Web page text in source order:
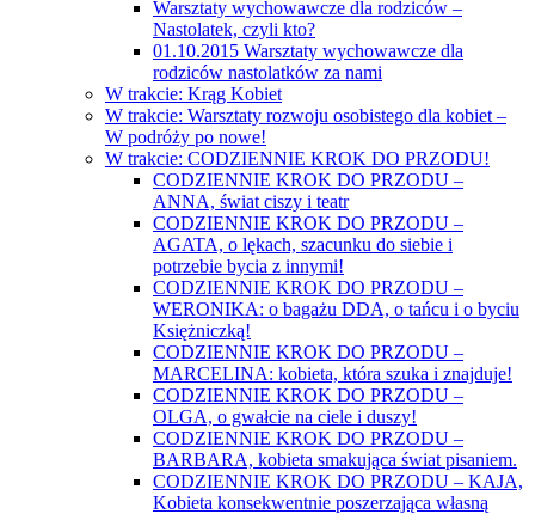
Warsztaty wychowawcze dla rodziców –
Nastolatek, czyli kto?
01.10.2015 Warsztaty wychowawcze dla
rodziców nastolatków za nami
W trakcie: Krąg Kobiet
W trakcie: Warsztaty rozwoju osobistego dla kobiet –
W podróży po nowe!
W trakcie: CODZIENNIE KROK DO PRZODU!
CODZIENNIE KROK DO PRZODU –
ANNA, świat ciszy i teatr
CODZIENNIE KROK DO PRZODU –
AGATA, o lękach, szacunku do siebie i
potrzebie bycia z innymi!
CODZIENNIE KROK DO PRZODU –
WERONIKA: o bagażu DDA, o tańcu i o byciu
Księżniczką!
CODZIENNIE KROK DO PRZODU –
MARCELINA: kobieta, która szuka i znajduje!
CODZIENNIE KROK DO PRZODU –
OLGA, o gwałcie na ciele i duszy!
CODZIENNIE KROK DO PRZODU –
BARBARA, kobieta smakująca świat pisaniem.
CODZIENNIE KROK DO PRZODU – KAJA,
Kobieta konsekwentnie poszerzająca własną